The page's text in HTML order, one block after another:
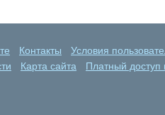
Контакты
Условия
Карта сайта Платный доступ